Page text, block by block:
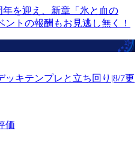
年を迎え、新章「氷と血の
トの報酬もお見逃し無く！
ッキテンプレと立ち回り|8/7更
価